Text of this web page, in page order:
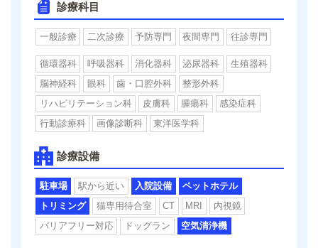
診療科目
一般診療 二次診療 予防専門 夜間専門 往診専門
循環器科 呼吸器科 消化器科 泌尿器科
生殖器科
脳神経科
眼科 歯・口腔外科
整形外科
リハビリテーション科
皮膚科 腫瘍科
感染症科
行動診療科
画像診断科 東洋医学科
診療設備
駐車場 駅から近い 入院設備
ペットホテル
トリミング
猫専用待合室 CT MRI
内視鏡
バリアフリー対応
ドッグラン 空気清浄機